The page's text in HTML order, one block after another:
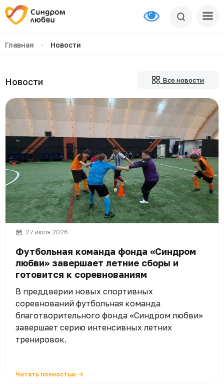
Главная › Новости
Новости Все новости
27 июля 2026
Футбольная команда фонда «Синдром
любви» завершает летние сборы и
готовится к соревнованиям
В преддверии новых спортивных
соревнований футбольная команда
благотворительного фонда «Синдром любви»
завершает серию интенсивных летних
тренировок.
Читать полностью